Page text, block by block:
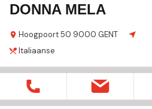
DONNA MELA
Hoogpoort50 9000 GENT
Italiaanse